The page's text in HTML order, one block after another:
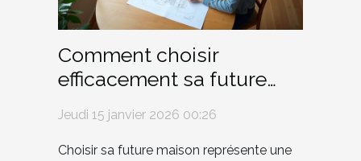
Comment choisir
efficacement sa future
maison ?
Jeudi 15 janvier 2026 00:26
Choisir sa future maison représente une